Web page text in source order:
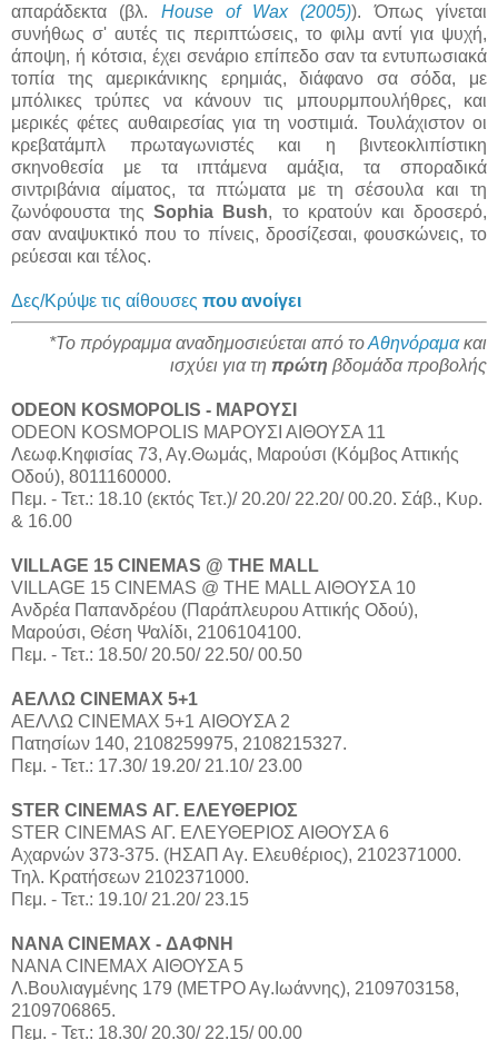
απαράδεκτα (βλ. House of Wax (2005)). Όπως γίνεται
συνήθως σ' αυτές τις περιπτώσεις, το φιλμ αντί για ψυχή,
άποψη, ή κότσια, έχει σενάριο επίπεδο σαν τα εντυπωσιακά
τοπία της αμερικάνικης ερημιάς, διάφανο σα σόδα, με
μπόλικες τρύπες να κάνουν τις μπουρμπουλήθρες, και
μερικές φέτες αυθαιρεσίας για τη νοστιμιά. Τουλάχιστον οι
κρεβατάμπλ πρωταγωνιστές και η βιντεοκλιπίστικη
σκηνοθεσία με τα ιπτάμενα αμάξια, τα σποραδικά
σιντριβάνια αίματος, τα πτώματα με τη σέσουλα και τη
ζωνόφουστα τηςSophia Bush, το κρατούν και δροσερό,
σαν αναψυκτικό που το πίνεις, δροσίζεσαι, φουσκώνεις, το
ρεύεσαι και τέλος.
Δες/Κρύψε τις αίθουσες που ανοίγει
*Το πρόγραμμα αναδημοσιεύεται από τοΑθηνόραμακαι
ισχύει για τη πρώτη βδομάδα προβολής
ODEON KOSMOPOLIS - ΜΑΡΟΥΣΙ
ODEON KOSMOPOLIS ΜΑΡΟΥΣΙ ΑΙΘΟΥΣΑ 11
Λεωφ.Κηφισίας 73, Αγ.Θωμάς, Μαρούσι (Κόμβος Αττικής
Οδού), 8011160000.
Πεμ. - Τετ.: 18.10 (εκτός Τετ.)/ 20.20/ 22.20/ 00.20. Σάβ., Κυρ.
& 16.00
VILLAGE 15 CINEMAS @ THE MALL
VILLAGE 15 CINEMAS @ THE MALL ΑΙΘΟΥΣΑ 10
Aνδρέα Παπανδρέου (Παράπλευρου Αττικής Οδού),
Μαρούσι, Θέση Ψαλίδι, 2106104100.
Πεμ. - Τετ.: 18.50/ 20.50/ 22.50/ 00.50
ΑΕΛΛΩ CINEMAX 5+1
ΑΕΛΛΩ CINEMAX 5+1 ΑΙΘΟΥΣΑ 2
Πατησίων 140, 2108259975, 2108215327.
Πεμ. - Τετ.: 17.30/ 19.20/ 21.10/ 23.00
STER CINEMAS ΑΓ. ΕΛΕΥΘΕΡΙΟΣ
STER CINEMAS ΑΓ. ΕΛΕΥΘΕΡΙΟΣ ΑΙΘΟΥΣΑ 6
Αχαρνών 373-375. (ΗΣΑΠ Αγ. Ελευθέριος), 2102371000.
Τηλ. Κρατήσεων 2102371000.
Πεμ. - Τετ.: 19.10/ 21.20/ 23.15
NANA CINEMAX - ΔΑΦΝΗ
ΝΑΝΑ CINEMAX ΑΙΘΟΥΣΑ 5
Λ.Βουλιαγμένης 179 (ΜΕΤΡΟ Αγ.Ιωάννης), 2109703158,
2109706865.
Πεμ. - Τετ.: 18.30/ 20.30/ 22.15/ 00.00